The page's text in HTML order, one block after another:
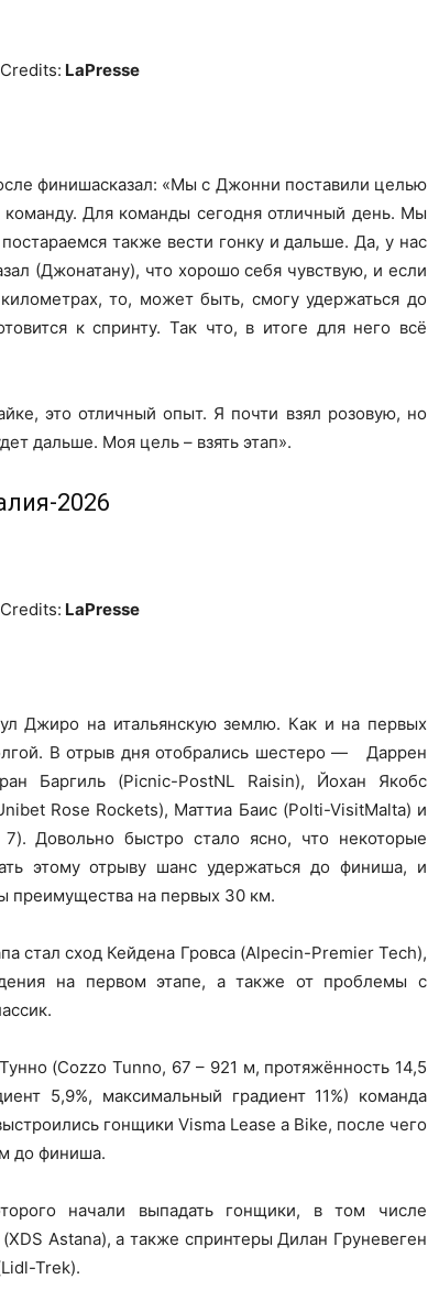
LaPresse
финишасказал: «Мы с Джонни поставили целью
Для команды сегодня отличный день. Мы
также вести гонку и дальше. Да, у нас
(Джонатану), что хорошо себя чувствую, и если
то, может быть, смогу удержаться до
к спринту. Так что, в итоге для него всё
это отличный опыт. Я почти взял розовую, но
дальше. Моя цель – взять этап».
2026
LaPresse
Джиро на итальянскую землю. Как и на первых
В отрыв дня отобрались шестеро — Даррен
Баргиль (Picnic-PostNL Raisin), Йохан Якобс
Rose Rockets), Маттиа Баис (Polti-VisitMalta) и
Довольно быстро стало ясно, что некоторые
этому отрыву шанс удержаться до финиша, и
преимущества на первых 30 км.
стал сход Кейдена Гровса (Alpecin-Premier Tech),
на первом этапе, а также от проблемы с
(Cozzo Tunno, 67 – 921 м, протяжённость 14,5
5,9%, максимальный градиент 11%) команда
гонщики Visma Lease a Bike, после чего
до финиша.
начали выпадать гонщики, в том числе
Astana), а также спринтеры Дилан Груневеген
Trek).